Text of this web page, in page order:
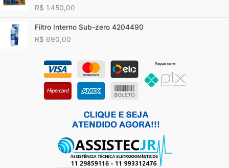
R$ 1.450,00
Filtro Interno Sub-zero 4204490
R$ 690,00